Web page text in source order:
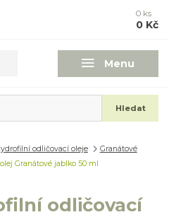
Menu
Hledat
0 ks
0 Kč
odličovací oleje
Granátové
Granátové jablko 50 ml
odličovací